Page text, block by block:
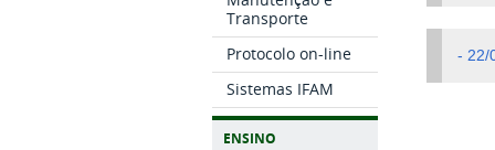
Transporte
Protocolo on-line
Sistemas IFAM
ENSINO
- 22/